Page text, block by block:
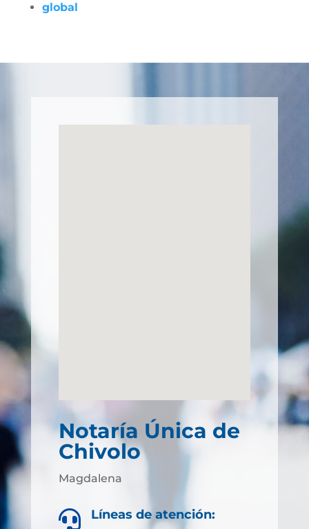
global
Notaría Única de
Chivolo
Magdalena
 Líneas de atención: